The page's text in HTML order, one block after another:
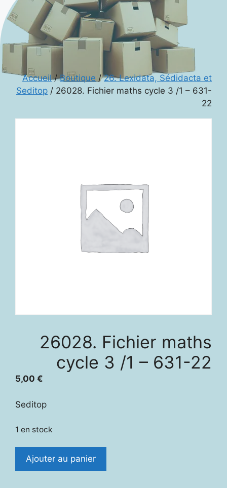
Accueil/Boutique /26. Lexidata, Sédidacta et
Seditop / 26028. Fichier maths cycle 3 /1 – 631-
22
26028. Fichier maths
cycle 3 /1 – 631-22
5,00 €
Seditop
1 en stock
quantité
Ajouter au panier